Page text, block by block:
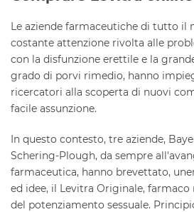
Le aziende farmaceutiche di tutto il
costante attenzione rivolta alle
con la disfunzione erettile e la
grado di porvi rimedio, hanno
ricercatori alla scoperta di nuovi
facile assunzione.
In questo contesto, tre aziende,
Schering-Plough, da sempre
farmaceutica, hanno brevettato,
ed idee, il Levitra Originale,
del potenziamento sessuale.